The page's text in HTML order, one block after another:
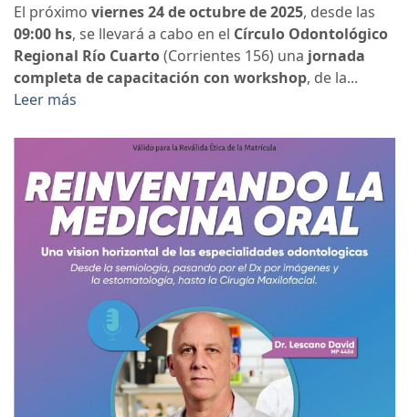
El próximo viernes 24 de octubre de 2025, desde las
09:00 hs, se llevará a cabo en el Círculo Odontológico
Regional Río Cuarto(Corrientes 156) una jornada
completa de capacitación con workshop, de la...
Leer más